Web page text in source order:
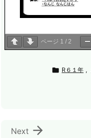
ページ 1 / 2
 R６１年 ,

Next